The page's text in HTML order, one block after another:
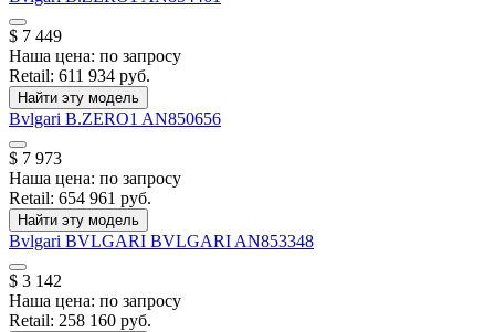
$ 7 449
Наша цена: по запросу
Retail: 611 934 руб.
Найти эту модель
Bvlgari B.ZERO1 AN850656
$ 7 973
Наша цена: по запросу
Retail: 654 961 руб.
Найти эту модель
Bvlgari BVLGARI BVLGARI AN853348
$ 3 142
Наша цена: по запросу
Retail: 258 160 руб.